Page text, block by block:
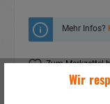
Mehr Infos?
Zum Merkzettel
Wir